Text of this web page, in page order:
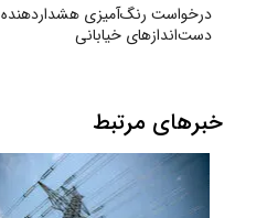
درخواست رنگ‌آمیزی هشداردهنده
دست‌اندازهای خیابانی
خبرهای مرتبط